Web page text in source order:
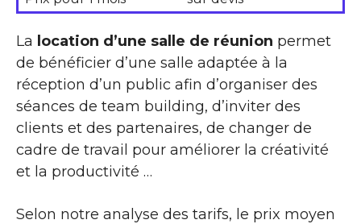
La location d’une salle de réunion permet
de bénéficier d’une salle adaptée à la
réception d’un public afin d’organiser des
séances de team building, d’inviter des
clients et des partenaires, de changer de
cadre de travail pour améliorer la créativité
et la productivité …
Selon notre analyse des tarifs, le prix moyen